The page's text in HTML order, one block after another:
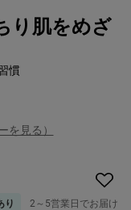
り肌をめざ
慣
を見る）
り 2～5営業日でお届け